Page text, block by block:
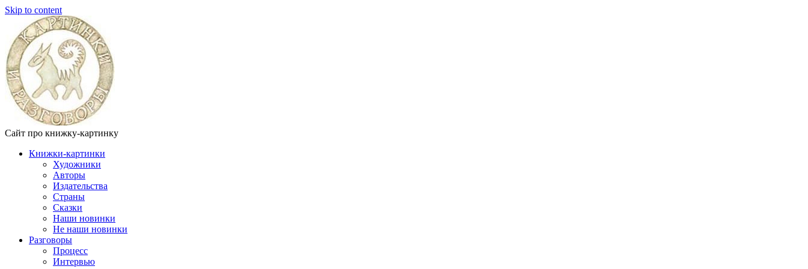
Skip to content
Сайт про книжку-картинку
Книжки-картинки
Художники
Авторы
Издательства
Страны
Сказки
Наши новинки
Не наши новинки
Разговоры
Процесс
Интервью